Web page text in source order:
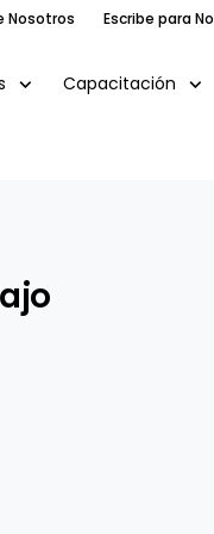
Nosotros Escribe para
Capacitación